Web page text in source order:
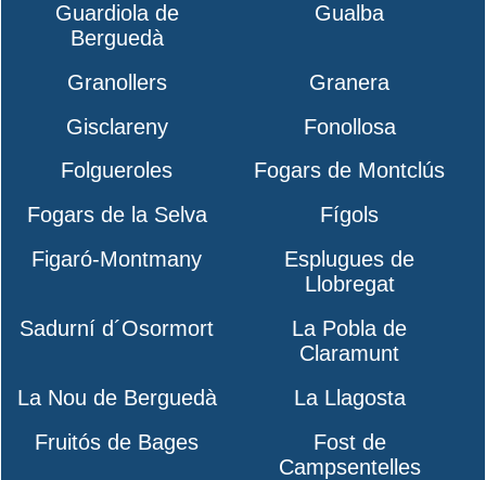
Guardiola de
Berguedà
Gualba
Granollers
Granera
Gisclareny
Fonollosa
Folgueroles
Fogars de Montclús
Fogars de la Selva
Fígols
Figaró-Montmany
Esplugues de
Llobregat
Sadurní d´Osormort
La Pobla de
Claramunt
La Nou de Berguedà
La Llagosta
Fruitós de Bages
Fost de
Campsentelles